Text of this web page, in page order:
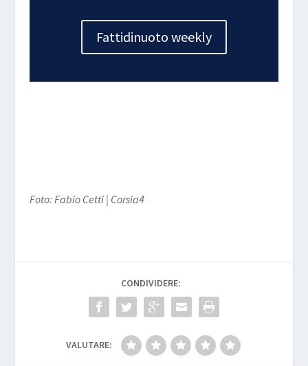
Fattidinuoto weekly
Foto: Fabio Cetti | Corsia4
CONDIVIDERE:
VALUTARE: